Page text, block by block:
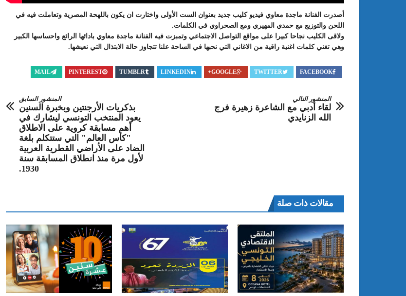
أصدرت الفنانة ماجدة معاوي فيديو كليب جديد بعنوان الست الأولى واختارت ان يكون باللهحة المصرية وتعاملت فيه في
اللحن والتوزيع مع حمدي المهيري ومع الصحراوي في الكلمات.
ولاقى الكليب نجاحا كبيرا على مواقع التواصل الاجتماعي وتمبزت فيه الفنانة ماجدة معاوي بادائها الرائع واحساسها الكبير
وهي تغني كلمات اغنية راقية من الاغاني التي نحبها في الساحة علنا تتجاوز حالة الابتذال التي نعيشها.
FACEBOOK
TWITTER
GOOGLE+
LINKEDIN
TUMBLR
PINTEREST
MAIL
المنشور السابق
بذكريات الأرجنتين وبخبرة السنين
يعود المنتخب التونسي ليشارك في
أهم مسابقة كروية على الاطلاق
"كأس العالم" التي ستتكلم بلغة
الضاد على الأراضي القطرية العربية
لأول مرة منذ انطلاق المسابقة سنة
1930.
المنشور التالي
لقاء أدبي مع الشاعرة زهيرة فرج
الله الزنايدي
مقالات ذات صلة
المسرح الجامعي يقود رواده إلى الملتقيات
الدولية…التجربة العمانية نموذجا
عبد الستار الخليفي: مهم جدا أن يتواصل